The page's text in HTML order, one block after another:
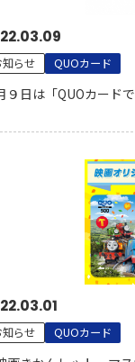
知らせ QUOカード
９日は「QUOカード
知らせ QUOカード